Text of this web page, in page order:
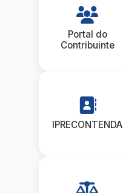
Portal do
Contribuinte
IPRECONTENDA